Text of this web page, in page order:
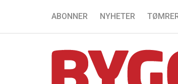
ABONNER NYHETER